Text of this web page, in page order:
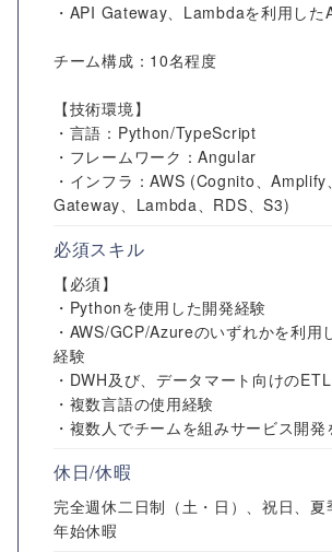
・API Gateway、Lambdaを利用した
チーム構成：10名程度
【技術環境】
・言語：Python/TypeScript
・フレームワーク：Angular
・インフラ：AWS (Cognito、Amplify
Gateway、Lambda、RDS、S3)
必須スキル
【必須】
・Pythonを使用した開発経験
・AWS/GCP/Azureのいずれかを利用
経験
・DWH及び、データマート向けの
・複数言語の使用経験
・複数人でチームを組みサービス開
休日/休暇
完全週休二日制（土・日）、祝日、夏
年始休暇